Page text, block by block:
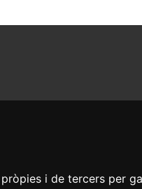
i de tercers per